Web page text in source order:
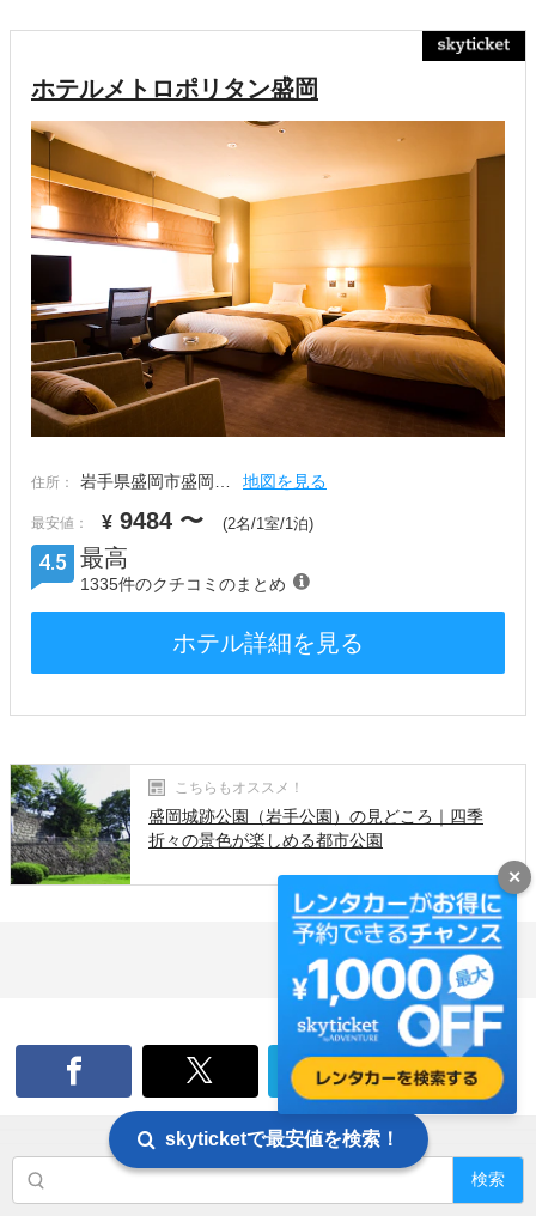
ホテルメトロポリタン盛岡
住所： 岩手県盛岡市盛岡… 地図を見る
最安値： ¥ 9484 〜 (2名/1室/1泊)
4.5 最高
1335件のクチコミのまとめ
ホテル詳細を見る
こちらもオススメ！
盛岡城跡公園（岩手公園）の見どころ｜四季
折々の景色が楽しめる都市公園
検索
skyticketで最安値を検索！
✕